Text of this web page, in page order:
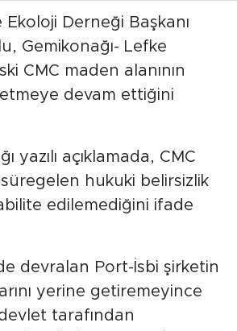
Ekoloji Derneği Başkanı
Gemikonağı- Lefke
CMC maden alanının
devam ettiğini
yazılı açıklamada, CMC
süregelen hukuki belirsizlik
edilemediğini ifade
devralan Port-İsbi şirketin
yerine getiremeyince
tarafından